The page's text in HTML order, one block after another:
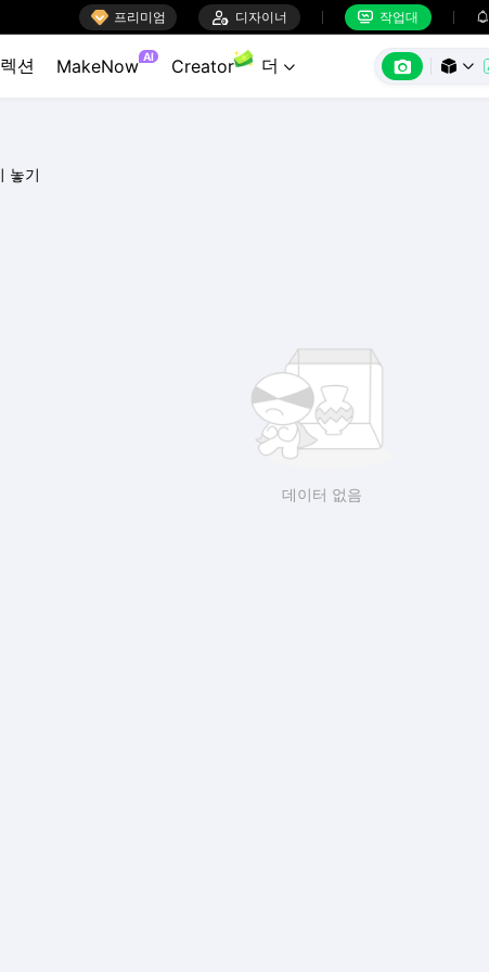
 프리미엄  디자이너  작업대 
션 MakeNow AI Creator 더    
놓기
데이터 없음